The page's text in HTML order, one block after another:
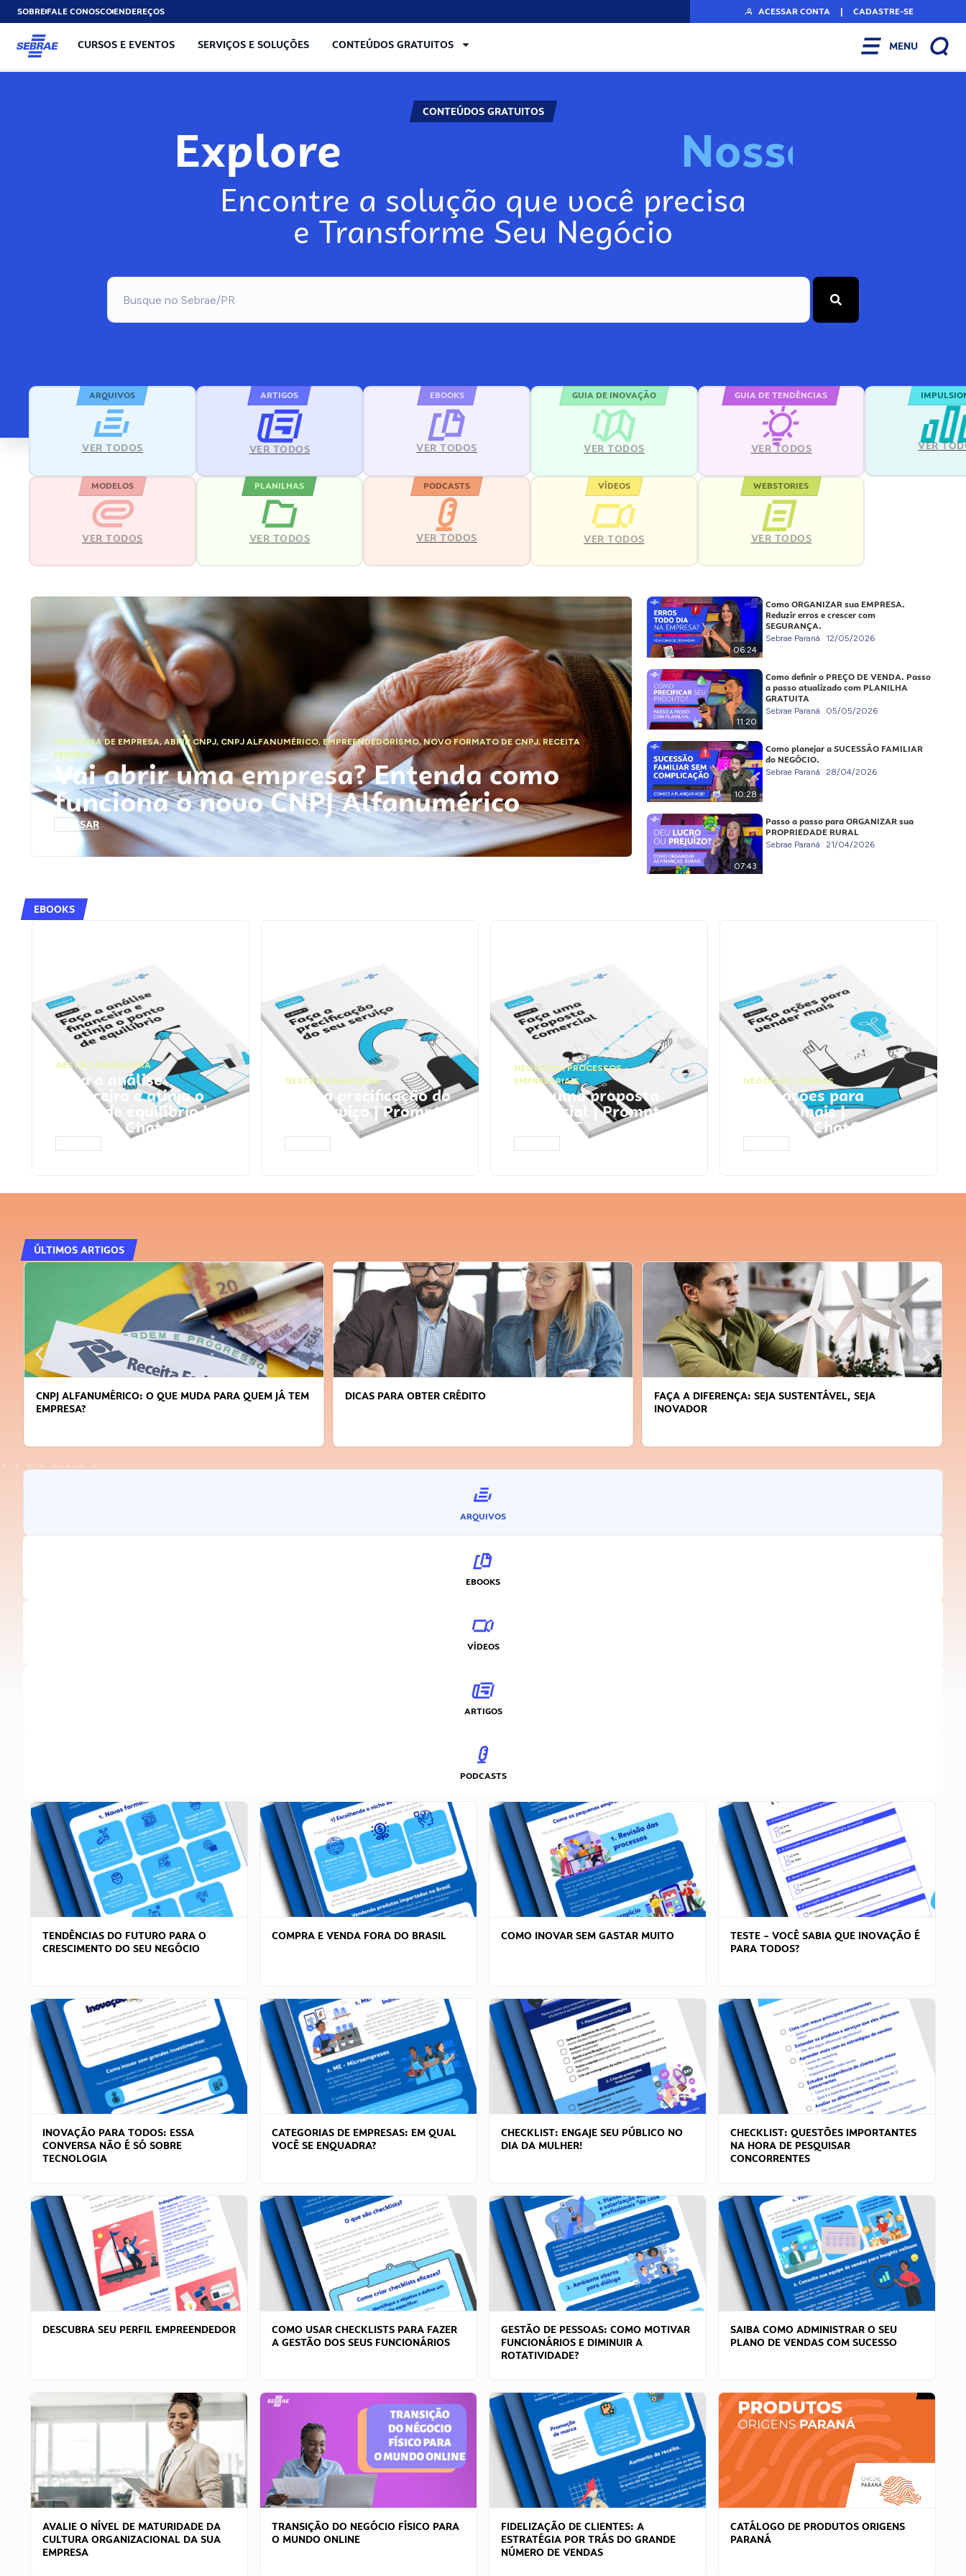
SOBREFALE CONOSCOENDEREÇOS ACESSAR CONTA | CADASTRE-SE
CURSOS E EVENTOS SERVIÇOS E SOLUÇÕES CONTEÚDOS GRATUITOS MENU
CONTEÚDOS GRATUITOS
Explore No
Encontre a solução que você precisa
e Transforme Seu Negócio
ARQUIVOS
VER TODOS
ARTIGOS
VER TODOS
EBOOKS
VER TODOS
GUIA DE INOVAÇÃO
VER TODOS
GUIA DE TENDÊNCIAS
VER TODOS VER
MODELOS
VER TODOS
PLANILHAS
VER TODOS
PODCASTS
VER TODOS
VÍDEOS
VER TODOS
WEBSTORIES
VER TODOS
ABERTURA DE EMPRESA,ABRIR CNPJ, CNPJ ALFANUMÉRICO, EMPREENDEDORISMO,NOVO FORMATO DE CNPJ,RECEITA
FEDERAL
Vai abrir uma empresa? Entenda como
funciona o novo CNPJ Alfanumérico
ACESSAR
06:24
Como ORGANIZAR sua EMPRESA.
Reduzir erros e crescer com
SEGURANÇA.
Sebrae Paraná 12/05/2026
11:20
Como definir o PREÇO DE VENDA. Passo
a passo atualizado com PLANILHA
GRATUITA
Sebrae Paraná 05/05/2026
10:28
Como planejar a SUCESSÃO FAMILIAR
do NEGÓCIO.
Sebrae Paraná 28/04/2026
07:43
Passo a passo para ORGANIZAR sua
PROPRIEDADE RURAL
Sebrae Paraná 21/04/2026
EBOOKS
GESTÃO FINANCEIRA
Faça a análise
financeira e atinja o
ponto de equilíbrio |
Prompts ChatGPT
GESTÃO FINANCEIRA
Faça a precificação do
seu serviço | Prompts
ChatGPT
NEGÓCIOS,PROCESSOS
EMPRESARIAIS
Faça uma proposta
comercial | Prompts
ChatGPT
NEGÓCIOS, VENDAS
Faça ações para
vender mais |
Prompts ChatGPT
ÚLTIMOS ARTIGOS
DICAS PARA OBTER CRÉDITO
FAÇA A DIFERENÇA: SEJA SUSTENTÁVEL, SEJA
APRENDA A GERENCIAR O SEU TEMPO
ARQUIVOS
EBOOKS
VÍDEOS
ARTIGOS
PODCASTS
TENDÊNCIAS DO FUTURO PARA O
CRESCIMENTO DO SEU NEGÓCIO
COMPRA E VENDA FORA DO BRASIL COMO INOVAR SEM GASTAR MUITO
TESTE – VOCÊ SABIA QUE INOVAÇÃO É
PARA TODOS?
INOVAÇÃO PARA TODOS: ESSA
CONVERSA NÃO É SÓ SOBRE
TECNOLOGIA
CATEGORIAS DE EMPRESAS: EM QUAL
VOCÊ SE ENQUADRA?
CHECKLIST: ENGAJE SEU PÚBLICO NO
DIA DA MULHER!
CHECKLIST: QUESTÕES IMPORTANTES
NA HORA DE PESQUISAR
CONCORRENTES
DESCUBRA SEU PERFIL EMPREENDEDOR
COMO USAR CHECKLISTS PARA FAZER
A GESTÃO DOS SEUS FUNCIONÁRIOS
GESTÃO DE PESSOAS: COMO MOTIVAR
FUNCIONÁRIOS E DIMINUIR A
ROTATIVIDADE?
SAIBA COMO ADMINISTRAR O SEU
PLANO DE VENDAS COM SUCESSO
AVALIE O NÍVEL DE MATURIDADE DA
CULTURA ORGANIZACIONAL DA SUA
EMPRESA
TRANSIÇÃO DO NEGÓCIO FÍSICO PARA
O MUNDO ONLINE
FIDELIZAÇÃO DE CLIENTES: A
ESTRATÉGIA POR TRÁS DO GRANDE
NÚMERO DE VENDAS
CATÁLOGO DE PRODUTOS ORIGENS
PARANÁ